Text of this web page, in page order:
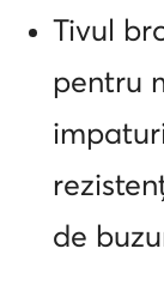
Tivul
pentru
de